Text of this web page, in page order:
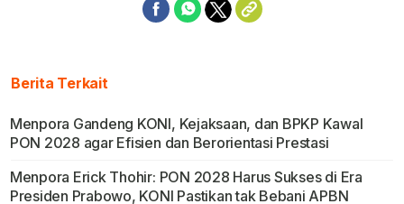
Berita Terkait
Menpora Gandeng KONI, Kejaksaan, dan BPKP Kawal
PON 2028 agar Efisien dan Berorientasi Prestasi
Menpora Erick Thohir: PON 2028 Harus Sukses di Era
Presiden Prabowo, KONI Pastikan tak Bebani APBN